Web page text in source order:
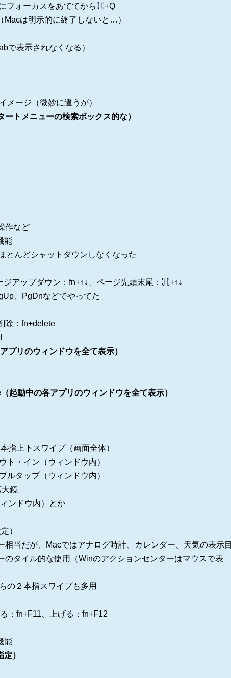
フォーカスをあててから⌘+Q
は明示的に終了しないと…）
表示されなくなる）
メージ（微妙に違うが）
トメニューの検索ボックス的な）
作など
能
とんどシャットダウンしなくなった
ップダウン：fn+↑↓、ページ先頭末尾：⌘+↑↓
、PgDnなどでやってた
除：fn+delete
リのウィンドウを全て表示）
起動中の各アプリのウィンドウを全て表示）
指上下スワイプ（画面全体）
ト・イン（ウィンドウ内）
ルタップ（ウィンドウ内）
鏡
ンドウ内）とか
）
当だが、Macではアナログ時計、カレンダー、天気の表示目
のタイル的な使用（Winのアクションセンターはマウスで表
の２本指スワイプも多用
：fn+F11、上げる：fn+F12
能
）